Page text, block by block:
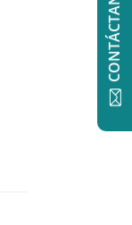
CONTÁCTANOS